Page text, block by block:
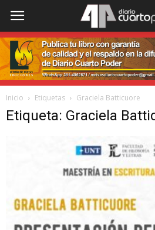
Inicio Etiquetas Graciela Batticuore
Etiqueta: Graciela